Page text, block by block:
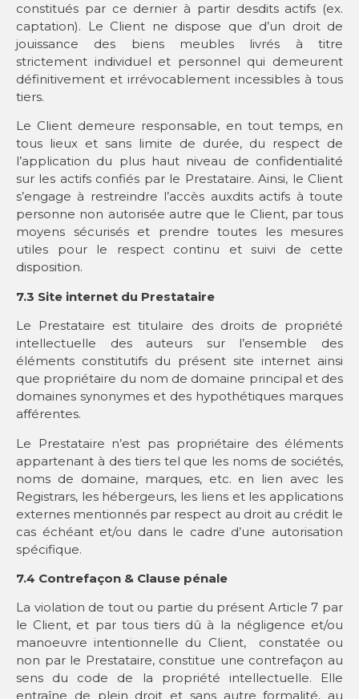
constitués par ce dernier à partir desdits actifs (ex.
captation). Le Client ne dispose que d’un droit de
jouissance des biens meubles livrés à titre
strictement individuel et personnel qui demeurent
définitivement et irrévocablement incessibles à tous
tiers.
Le Client demeure responsable, en tout temps, en
tous lieux et sans limite de durée, du respect de
l’application du plus haut niveau de confidentialité
sur les actifs confiés par le Prestataire. Ainsi, le Client
s’engage à restreindre l’accès auxdits actifs à toute
personne non autorisée autre que le Client, par tous
moyens sécurisés et prendre toutes les mesures
utiles pour le respect continu et suivi de cette
disposition.
7.3 Site internet du Prestataire
Le Prestataire est titulaire des droits de propriété
intellectuelle des auteurs sur l’ensemble des
éléments constitutifs du présent site internet ainsi
que propriétaire du nom de domaine principal et des
domaines synonymes et des hypothétiques marques
afférentes.
Le Prestataire n’est pas propriétaire des éléments
appartenant à des tiers tel que les noms de sociétés,
noms de domaine, marques, etc. en lien avec les
Registrars, les hébergeurs, les liens et les applications
externes mentionnés par respect au droit au crédit le
cas échéant et/ou dans le cadre d’une autorisation
spécifique.
7.4 Contrefaçon & Clause pénale
La violation de tout ou partie du présent Article 7 par
le Client, et par tous tiers dû à la négligence et/ou
manoeuvre intentionnelle du Client, constatée ou
non par le Prestataire, constitue une contrefaçon au
sens du code de la propriété intellectuelle. Elle
entraîne de plein droit et sans autre formalité, au